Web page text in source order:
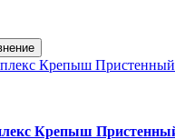
Крепыш